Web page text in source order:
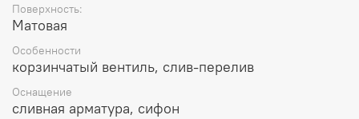
Поверхность:
Матовая
Особенности
корзинчатый вентиль, слив-перелив
Оснащение
сливная арматура, сифон